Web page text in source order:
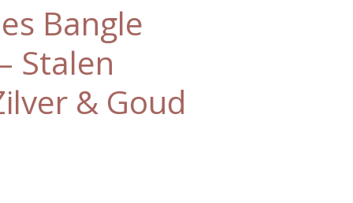
Bangle
Stalen
& Goud